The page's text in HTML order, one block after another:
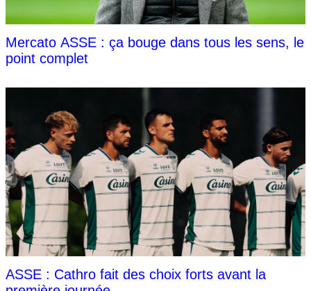
Mercato ASSE : ça bouge dans tous les sens, le
point complet
ASSE : Cathro fait des choix forts avant la